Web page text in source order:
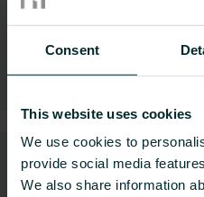
Consent
This website uses cookies
We use cookies to
provide social media
We also share information